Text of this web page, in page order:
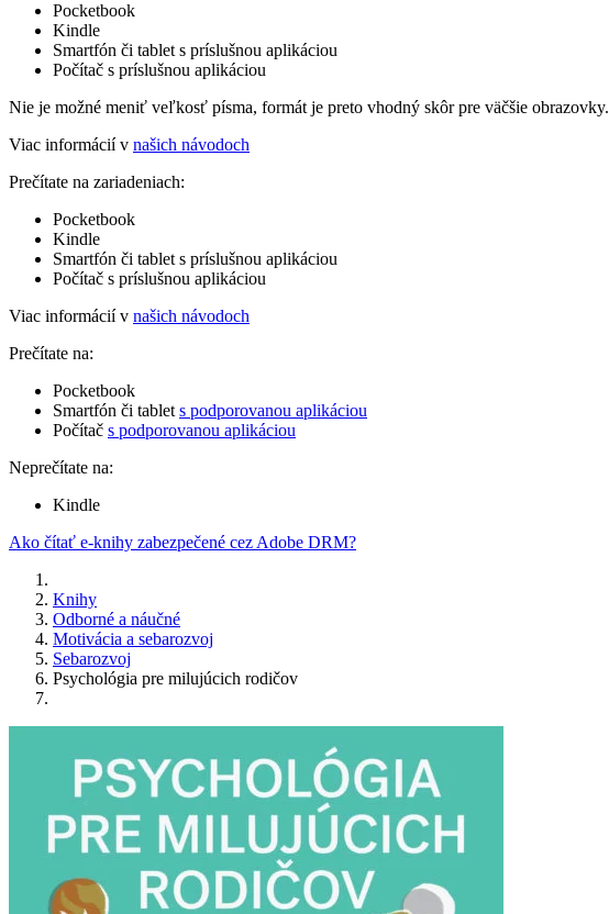
Pocketbook
Kindle
Smartfón či tablet s príslušnou aplikáciou
Počítač s príslušnou aplikáciou
Nie je možné meniť veľkosť písma, formát je preto vhodný skôr pre väčšie obrazovky.
Viac informácií v našich návodoch
Prečítate na zariadeniach:
Pocketbook
Kindle
Smartfón či tablet s príslušnou aplikáciou
Počítač s príslušnou aplikáciou
Viac informácií v našich návodoch
Prečítate na:
Pocketbook
Smartfón či tablet s podporovanou aplikáciou
Počítač s podporovanou aplikáciou
Neprečítate na:
Kindle
Ako čítať e-knihy zabezpečené cez Adobe DRM?
Knihy
Odborné a náučné
Motivácia a sebarozvoj
Sebarozvoj
Psychológia pre milujúcich rodičov